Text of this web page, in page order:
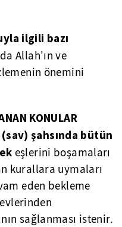
ilgili bazı
Allah'ın ve
önemini
KONULAR
şahsında bütün
eşlerini boşamaları
kurallara uymaları
eden bekleme
sağlanması istenir.